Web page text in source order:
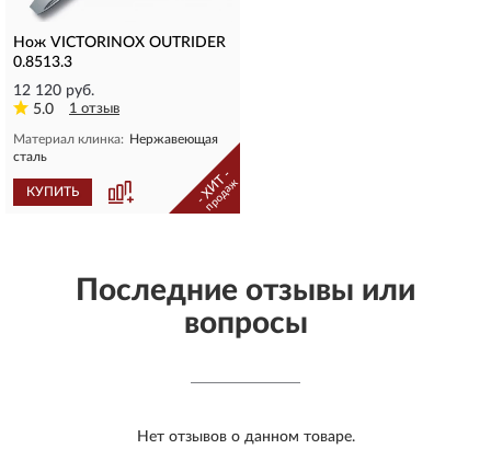
Нож VICTORINOX OUTRIDER
0.8513.3
12 120 руб.
5.0
1 отзыв
Материал клинка: Нержавеющая
сталь
КУПИТЬ - ХИТ -
продаж
Последние отзывы или
вопросы
Нет отзывов о данном товаре.